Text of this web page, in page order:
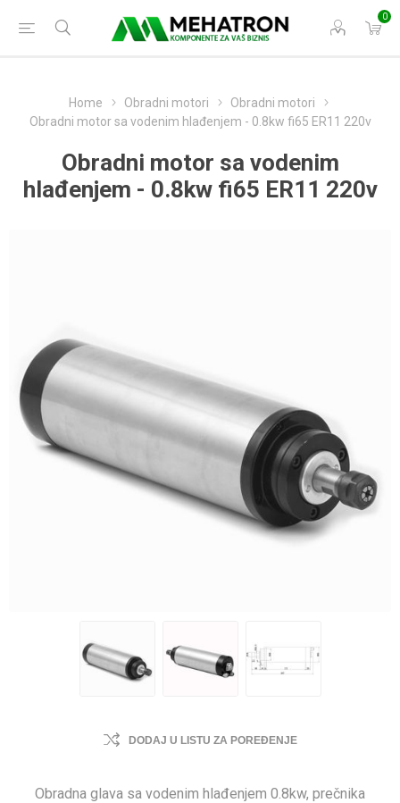
0
Home Obradni motori
Obradni motori
Obradni motor sa vodenim hlađenjem - 0.8kw fi65 ER11 220v
Obradni motor sa vodenim
hlađenjem - 0.8kw fi65 ER11 220v
DODAJ U LISTU ZA POREĐENJE
Obradna glava sa vodenim hlađenjem 0.8kw, prečnika